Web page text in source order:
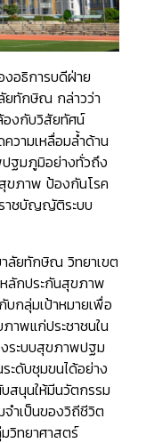
งอธิการบดีฝ่าย
ยทักษิณ กล่าวว่า
องกับวิสัยทัศน์
วามเหลื่อมล้ำด้าน
ฐมภูมิอย่างทั่วถึง
ขภาพ ป้องกันโรค
าชบัญญัติระบบ
ลัยทักษิณ วิทยาเขต
หลักประกันสุขภาพ
กลุ่มเป้าหมายเพื่อ
าพแก่ประชาชนใน
งระบบสุขภาพปฐม
ะดับชุมขนได้อย่าง
สนุนให้มีนวัตกรรม
ำเป็นของวิถีชีวิต
วิทยาศาสตร์